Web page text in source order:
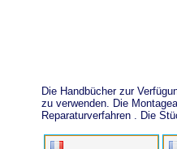
Die Handbücher zur
zu verwenden. Die
Reparaturverfahren . Die